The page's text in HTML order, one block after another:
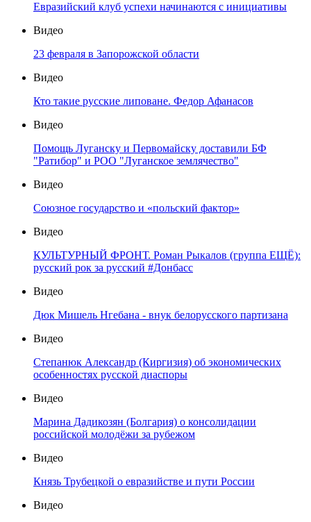
Евразийский клуб успехи начинаются с инициативы
Видео
23 февраля в Запорожской области
Видео
Кто такие русские липоване. Федор Афанасов
Видео
Помощь Луганску и Первомайску доставили БФ
"Ратибор" и РОО "Луганское землячество"
Видео
Союзное государство и «польский фактор»
Видео
КУЛЬТУРНЫЙ ФРОНТ. Роман Рыкалов (группа ЕЩЁ):
русский рок за русский #Донбасс
Видео
Дюк Мишель Нгебана - внук белорусского партизана
Видео
Степанюк Александр (Киргизия) об экономических
особенностях русской диаспоры
Видео
Марина Дадикозян (Болгария) о консолидации
российской молодёжи за рубежом
Видео
Князь Трубецкой о евразийстве и пути России
Видео